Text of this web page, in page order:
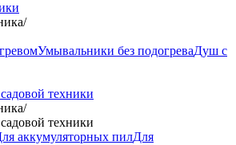
/
Умывальники без подогреваДуш с
техники
/
техники
аккумуляторных пилДля